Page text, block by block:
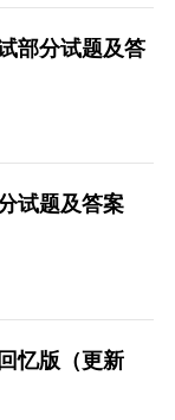
部分试题及答
试题及答案
忆版（更新